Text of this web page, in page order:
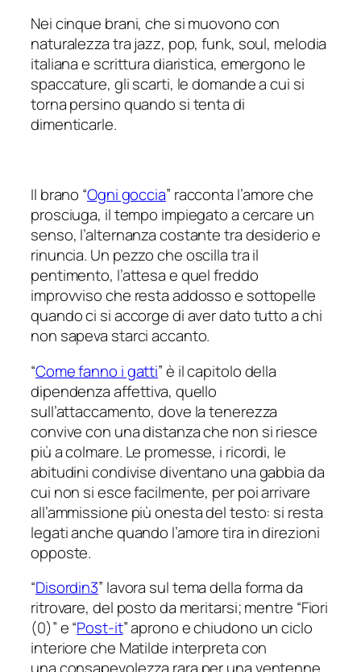
Nei cinque brani, che si muovono con
naturalezza tra jazz, pop, funk, soul, melodia
italiana e scrittura diaristica, emergono le
spaccature, gli scarti, le domande a cui si
torna persino quando si tenta di
dimenticarle.
Il brano “Ogni goccia” racconta l’amore che
prosciuga, il tempo impiegato a cercare un
senso, l’alternanza costante tra desiderio e
rinuncia. Un pezzo che oscilla tra il
pentimento, l’attesa e quel freddo
improvviso che resta addosso e sottopelle
quando ci si accorge di aver dato tutto a chi
non sapeva starci accanto.
“Come fanno i gatti” è il capitolo della
dipendenza affettiva, quello
sull’attaccamento, dove la tenerezza
convive con una distanza che non si riesce
più a colmare. Le promesse, i ricordi, le
abitudini condivise diventano una gabbia da
cui non si esce facilmente, per poi arrivare
all’ammissione più onesta del testo: si resta
legati anche quando l’amore tira in direzioni
opposte.
“Disordin3” lavora sul tema della forma da
ritrovare, del posto da meritarsi; mentre “Fiori
(0)” e “Post-it” aprono e chiudono un ciclo
interiore che Matilde interpreta con